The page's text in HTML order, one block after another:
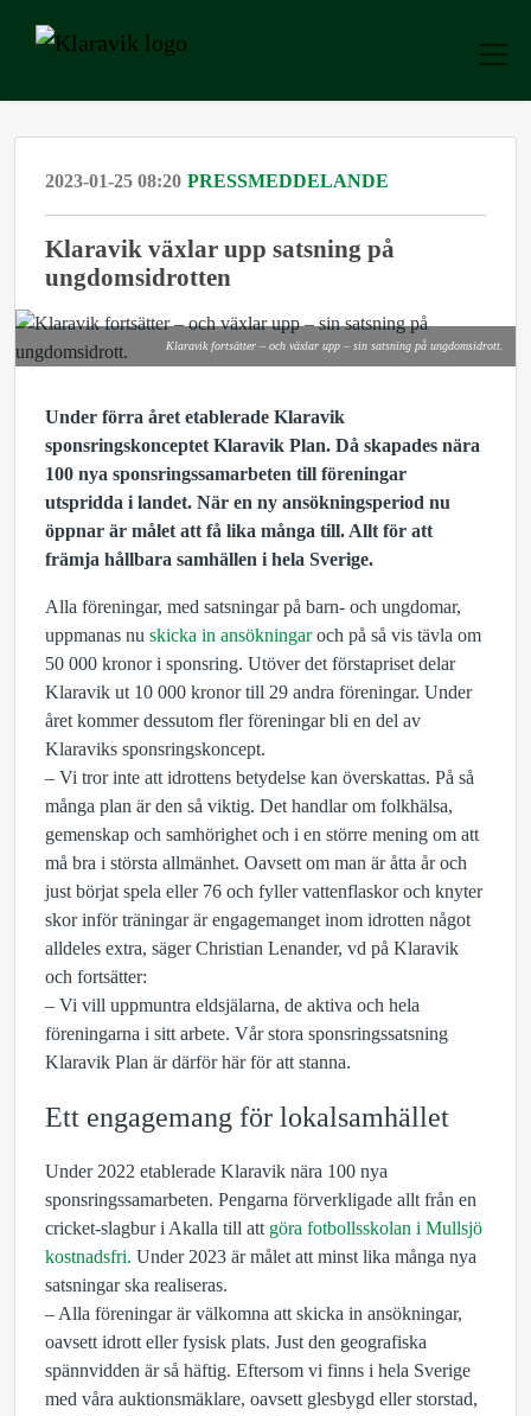
2023-01-25 08:20 PRESSMEDDELANDE
Klaravik växlar upp satsning på
ungdomsidrotten
Klaravik fortsätter – och växlar upp – sin satsning på ungdomsidrott.
Under förra året etablerade Klaravik
sponsringskonceptet Klaravik Plan. Då skapades nära
100 nya sponsringssamarbeten till föreningar
utspridda i landet. När en ny ansökningsperiod nu
öppnar är målet att få lika många till. Allt för att
främja hållbara samhällen i hela Sverige.
Alla föreningar, med satsningar på barn- och ungdomar,
uppmanas nu skicka in ansökningaroch på så vis tävla om
50 000 kronor i sponsring. Utöver det förstapriset delar
Klaravik ut 10 000 kronor till 29 andra föreningar. Under
året kommer dessutom fler föreningar bli en del av
Klaraviks sponsringskoncept.
– Vi tror inte att idrottens betydelse kan överskattas. På så
många plan är den så viktig. Det handlar om folkhälsa,
gemenskap och samhörighet och i en större mening om att
må bra i största allmänhet. Oavsett om man är åtta år och
just börjat spela eller 76 och fyller vattenflaskor och knyter
skor inför träningar är engagemanget inom idrotten något
alldeles extra, säger Christian Lenander, vd på Klaravik
och fortsätter:
– Vi vill uppmuntra eldsjälarna, de aktiva och hela
föreningarna i sitt arbete. Vår stora sponsringssatsning
Klaravik Plan är därför här för att stanna.
Ett engagemang för lokalsamhället
Under 2022 etablerade Klaravik nära 100 nya
sponsringssamarbeten. Pengarna förverkligade allt från en
cricket-slagbur i Akalla till att göra fotbollsskolan i Mullsjö
kostnadsfri. Under 2023 är målet att minst lika många nya
satsningar ska realiseras.
– Alla föreningar är välkomna att skicka in ansökningar,
oavsett idrott eller fysisk plats. Just den geografiska
spännvidden är så häftig. Eftersom vi finns i hela Sverige
med våra auktionsmäklare, oavsett glesbygd eller storstad,